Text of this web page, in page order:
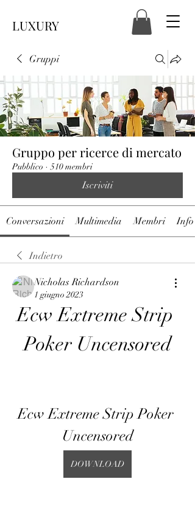
LUXURY
Gruppi
Gruppo per ricerce di mercato
Pubblico · 510 membri
Iscriviti
Conversazioni Multimedia Membri Info
Indietro
Nicholas Richardson
1 giugno 2023
Ecw Extreme Strip
Poker Uncensored
Ecw Extreme Strip Poker
Uncensored
DOWNLOAD